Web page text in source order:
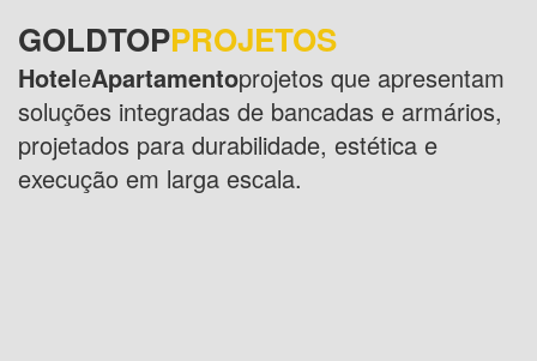
GOLDTOPPROJETOS
HoteleApartamentoprojetos que apresentam
soluções integradas de bancadas e armários,
projetados para durabilidade, estética e
execução em larga escala.